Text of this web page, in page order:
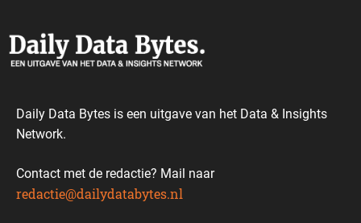
Daily Data Bytes is een uitgave van het Data & Insights
Network.
Contact met de redactie? Mail naar
redactie@dailydatabytes.nl